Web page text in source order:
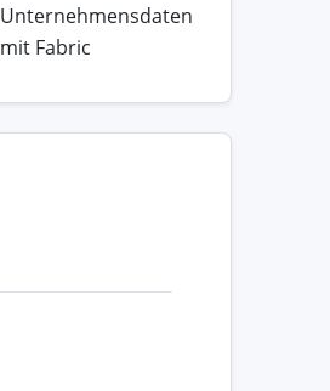
Unternehmensdaten
mit Fabric